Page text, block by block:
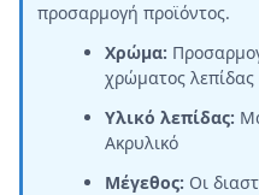
προσαρμογή προϊόντος.
Χρώμα:
χρώματος
Υλικό λεπίδας:
Ακρυλικό
Μέγεθος: Οι